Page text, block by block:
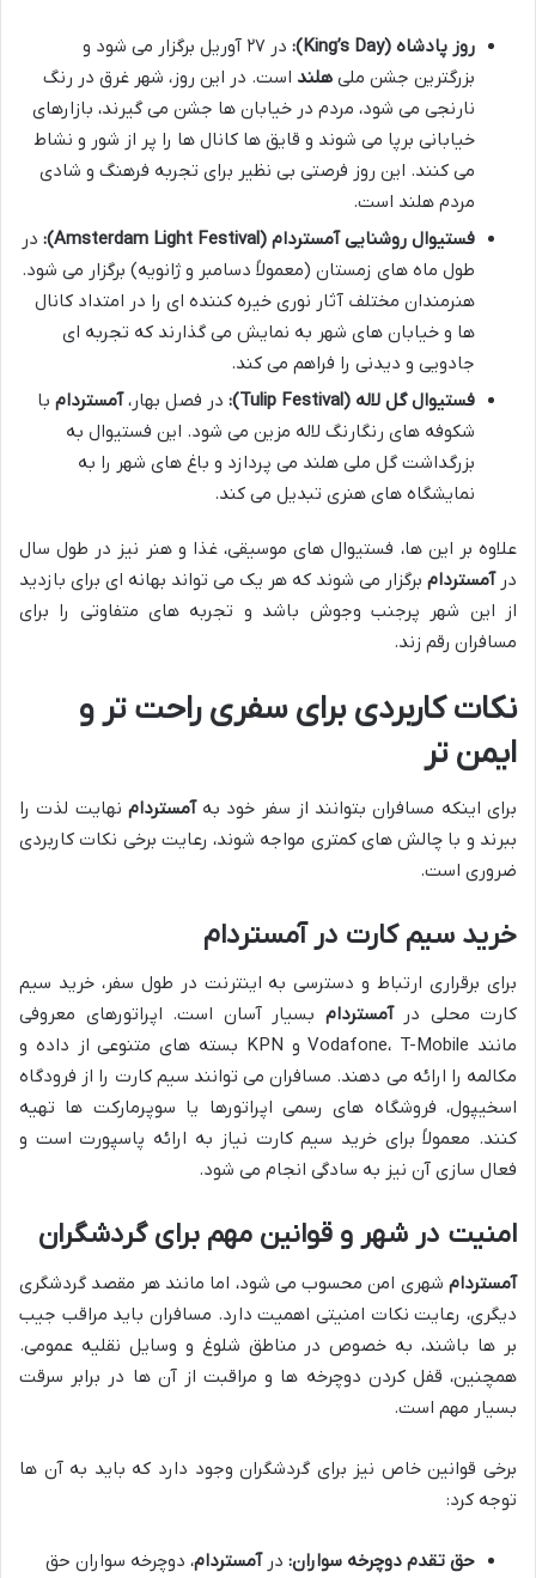
روز پادشاه (King’s Day):
در ۲۷ آوریل برگزار می شود و
بزرگترین جشن ملی هلند است. در این روز، شهر غرق در رنگ
نارنجی می شود، مردم در خیابان ها جشن می گیرند، بازارهای
خیابانی برپا می شوند و قایق ها کانال ها را پر از شور و نشاط
می کنند. این روز فرصتی بی نظیر برای تجربه فرهنگ و شادی
مردم هلند است.
فستیوال روشنایی آمستردام (Amsterdam Light Festival):
در
طول ماه های زمستان (معمولاً دسامبر و ژانویه) برگزار می شود.
هنرمندان مختلف آثار نوری خیره کننده ای را در امتداد کانال
ها و خیابان های شهر به نمایش می گذارند که تجربه ای
جادویی و دیدنی را فراهم می کند.
فستیوال گل لاله (Tulip Festival):
در فصل بهار،آمستردام با
شکوفه های رنگارنگ لاله مزین می شود. این فستیوال به
بزرگداشت گل ملی هلند می پردازد و باغ های شهر را به
نمایشگاه های هنری تبدیل می کند.
علاوه بر این ها، فستیوال های موسیقی، غذا و هنر نیز در طول سال
درآمستردام برگزار می شوند که هر یک می تواند بهانه ای برای بازدید
از این شهر پرجنب وجوش باشد و تجربه های متفاوتی را برای
مسافران رقم زند.
نکات کاربردی برای سفری راحت تر و
ایمن تر
برای اینکه مسافران بتوانند از سفر خود بهآمستردام نهایت لذت را
ببرند و با چالش های کمتری مواجه شوند، رعایت برخی نکات کاربردی
ضروری است.
خرید سیم کارت در آمستردام
برای برقراری ارتباط و دسترسی به اینترنت در طول سفر، خرید سیم
کارت محلی درآمستردام بسیار آسان است. اپراتورهای معروفی
مانند Vodafone، T-Mobile و KPN بسته های متنوعی از داده و
مکالمه را ارائه می دهند. مسافران می توانند سیم کارت را از فرودگاه
اسخیپول، فروشگاه های رسمی اپراتورها یا سوپرمارکت ها تهیه
کنند. معمولاً برای خرید سیم کارت نیاز به ارائه پاسپورت است و
فعال سازی آن نیز به سادگی انجام می شود.
امنیت در شهر و قوانین مهم برای گردشگران
آمستردام شهری امن محسوب می شود، اما مانند هر مقصد گردشگری
دیگری، رعایت نکات امنیتی اهمیت دارد. مسافران باید مراقب جیب
بر ها باشند، به خصوص در مناطق شلوغ و وسایل نقلیه عمومی.
همچنین، قفل کردن دوچرخه ها و مراقبت از آن ها در برابر سرقت
بسیار مهم است.
برخی قوانین خاص نیز برای گردشگران وجود دارد که باید به آن ها
توجه کرد:
حق تقدم دوچرخه سواران: درآمستردام، دوچرخه سواران حق